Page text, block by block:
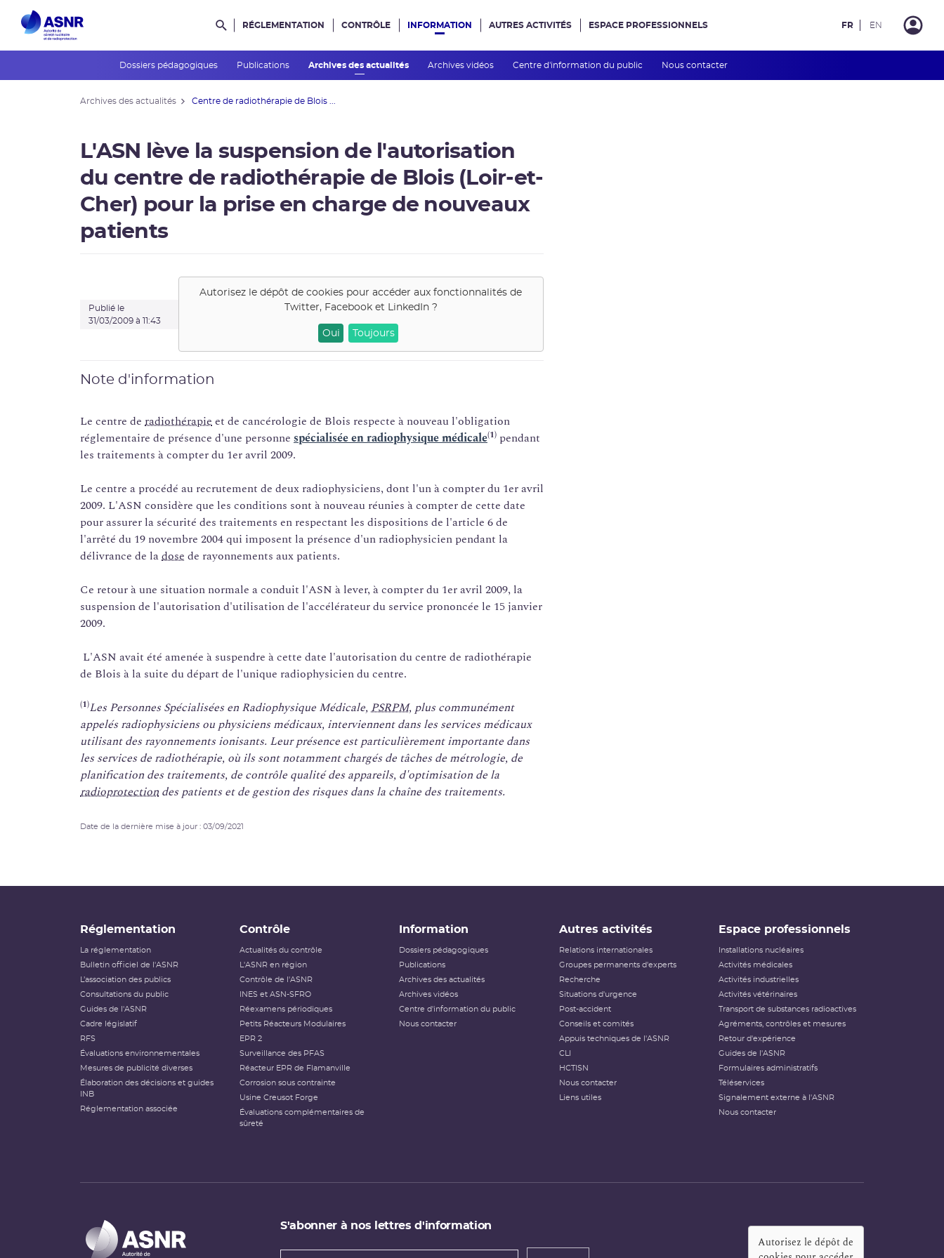
Rechercher dans le site
RÉGLEMENTATION CONTRÔLE INFORMATION
Dossiers pédagogiques Publications Archives des actualités Archives vidéos Centre d'information du public Nous contacter
AUTRES ACTIVITÉS ESPACE PROFESSIONNELS FR EN
Archives des actualités Centre de radiothérapie de Blois ...
L'ASN lève la suspension de l'autorisation
du centre de radiothérapie de Blois (Loir-et-
Cher) pour la prise en charge de nouveaux
patients
Publié le
31/03/2009 à 11:43
Autorisez le dépôt de cookies pour accéder aux fonctionnalités de
Twitter, Facebook et LinkedIn?
Oui Toujours
Note d'information
Le centre de radiothérapieet de cancérologie de Blois respecte à nouveau l'obligation
réglementaire de présence d'une personne spécialisée en radiophysique médicale(1) pendant
les traitements à compter du 1er avril 2009.
Le centre a procédé au recrutement de deux radiophysiciens, dont l'un à compter du 1er avril
2009. L'ASN considère que les conditions sont à nouveau réunies à compter de cette date
pour assurer la sécurité des traitements en respectant les dispositions de l'article 6 de
l'arrêté du 19 novembre 2004 qui imposent la présence d'un radiophysicien pendant la
délivrance de ladose de rayonnements aux patients.
Ce retour à une situation normale a conduit l'ASN à lever, à compter du 1er avril 2009, la
suspension de l'autorisation d'utilisation de l'accélérateur du service prononcée le 15 janvier
2009.
L'ASN avait été amenée à suspendre à cette date l'autorisation du centre de radiothérapie
de Blois à la suite du départ de l'unique radiophysicien du centre.
(1)Les Personnes Spécialisées en Radiophysique Médicale, PSRPM, plus communément
appelés radiophysiciens ou physiciens médicaux, interviennent dans les services médicaux
utilisant des rayonnements ionisants. Leur présence est particulièrement importante dans
les services de radiothérapie, où ils sont notamment chargés de tâches de métrologie, de
planification des traitements, de contrôle qualité des appareils, d'optimisation de la
radioprotection des patients et de gestion des risques dans la chaîne des traitements.
Date de la dernière mise à jour : 03/09/2021
Réglementation
La réglementation
Bulletin officiel de l'ASNR
L’association des publics
Consultations du public
Guides de l'ASNR
Cadre législatif
RFS
Évaluations environnementales
Mesures de publicité diverses
Élaboration des décisions et guides
INB
Réglementation associée
Contrôle
Actualités du contrôle
L'ASNR en région
Contrôle de l'ASNR
INES et ASN-SFRO
Réexamens périodiques
Petits Réacteurs Modulaires
EPR 2
Surveillance des PFAS
Réacteur EPR de Flamanville
Corrosion sous contrainte
Usine Creusot Forge
Évaluations complémentaires de
sûreté
Information
Dossiers pédagogiques
Publications
Archives des actualités
Archives vidéos
Centre d'information du public
Nous contacter
Autres activités
Relations internationales
Groupes permanents d'experts
Recherche
Situations d'urgence
Post-accident
Conseils et comités
Appuis techniques de l'ASNR
CLI
HCTISN
Nous contacter
Liens utiles
Espace professionnels
Installations nucléaires
Activités médicales
Activités industrielles
Activités vétérinaires
Transport de substances radioactives
Agréments, contrôles et mesures
Retour d'expérience
Guides de l'ASNR
Formulaires administratifs
Téléservices
Signalement externe à l'ASNR
Nous contacter
S'abonner à nos lettres d'information
Types de
Autorisez le dépôt de